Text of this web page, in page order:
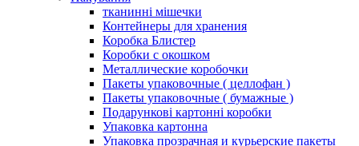
тканинні мішечки
Контейнеры для хранения
Коробка Блистер
Коробки с окошком
Металлические коробочки
Пакеты упаковочные ( целлофан )
Пакеты упаковочные ( бумажные )
Подарункові картонні коробки
Упаковка картонна
Упаковка прозрачная и курьерские пакеты